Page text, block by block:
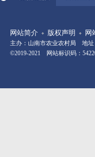
网站简介 版权声明 网
主办：山南市农业农村局 地址
©2019-2021 网站标识码：